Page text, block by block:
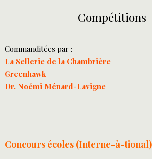
Compétitions
Commanditées par :
La Sellerie de la Chambrière
Greenhawk
Dr. Noémi Ménard-Lavigne
Concours écoles (Interne-à-tional)